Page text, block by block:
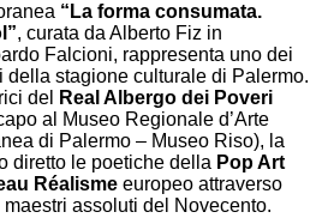
“La forma consumata.
, curata da Alberto Fiz in
Falcioni, rappresenta uno dei
della stagione culturale di Palermo.
del
Real Albergo dei Poveri
al Museo Regionale d’Arte
di Palermo – Museo Riso), la
diretto le poetiche della Pop Art
Réalisme europeo attraverso
assoluti del Novecento.